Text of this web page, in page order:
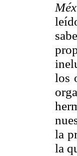
los
la
la